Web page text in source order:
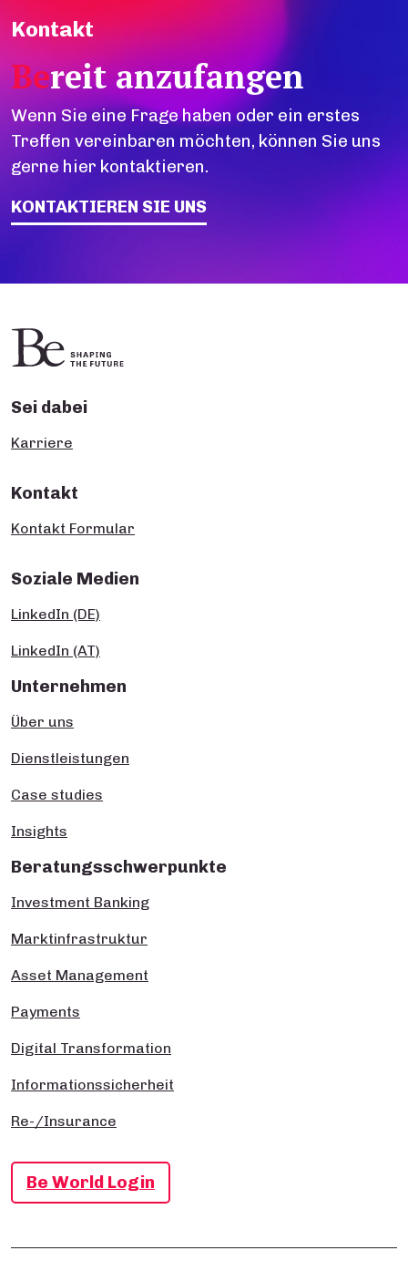
Kontakt
Bereit anzufangen
Wenn Sie eine Frage haben oder ein erstes
Treffen vereinbaren möchten, können Sie uns
gerne hier kontaktieren.
KONTAKTIEREN SIE UNS
Sei dabei
Karriere
Kontakt
Kontakt Formular
Soziale Medien
LinkedIn (DE)
LinkedIn (AT)
Unternehmen
Über uns
Dienstleistungen
Case studies
Insights
Beratungsschwerpunkte
Investment Banking
Marktinfrastruktur
Asset Management
Payments
Digital Transformation
Informationssicherheit
Re-/Insurance
Be World Login